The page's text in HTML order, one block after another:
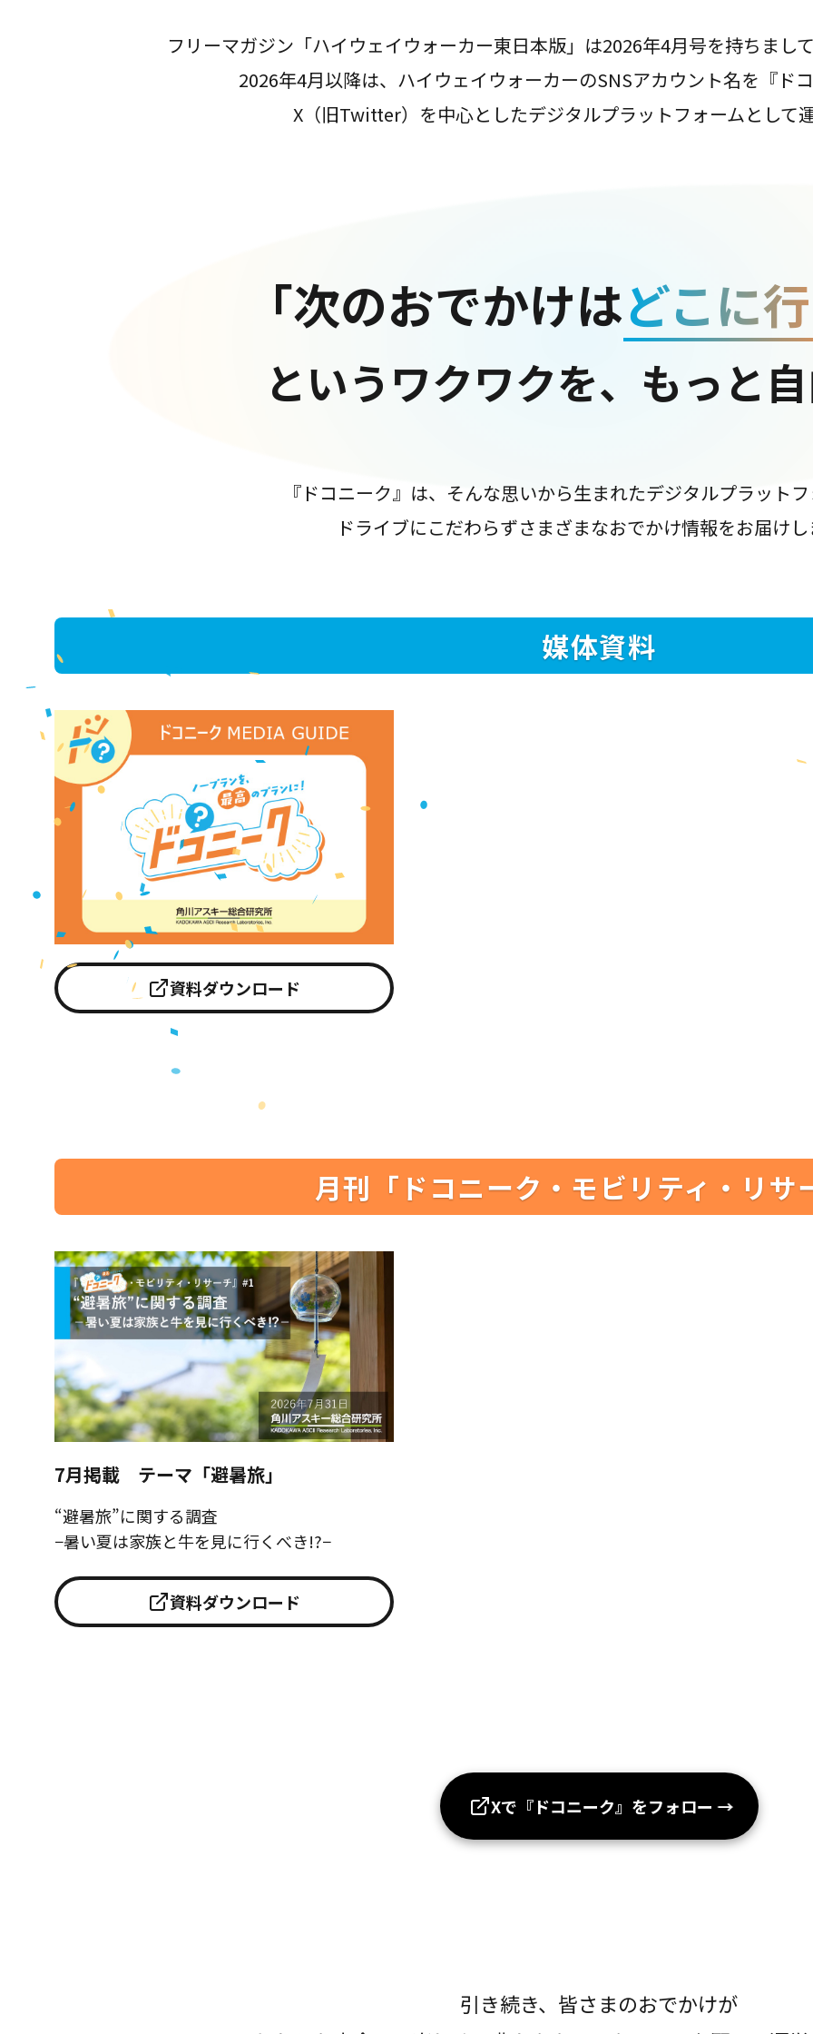
フリーマガジン「ハイウェイウォーカー東日本版」は2026年4月号を持ちまし
2026年4月以降は、ハイウェイウォーカーのSNSアカウント名を『ド
X（旧Twitter）を中心としたデジタルプラットフォームとして
「次のおでかけはどこに
というワクワクを、もっと
『ドコニーク』は、そんな思いから生まれたデジタルプラット
ドライブにこだわらずさまざまなおでかけ情報をお届け
媒体資料
資料ダウンロード
月刊「ドコニーク・モビリティ・リサ
7月掲載 テーマ「避暑旅」
“避暑旅”に関する調査
−暑い夏は家族と牛を見に行くべき!?−
資料ダウンロード
Xで『ドコニーク』をフォロー →
引き続き、皆さまのおでかけが